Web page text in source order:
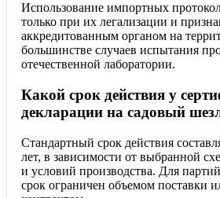
Использование импортных
только при их легализации и
аккредитованным органом на
большинстве случаев испытания
отечественной лаборатории.
Какой срок действия у
декларации на садовый
Стандартный срок действия
лет, в зависимости от выбранной
и условий производства. Для
срок ограничен объемом поставки